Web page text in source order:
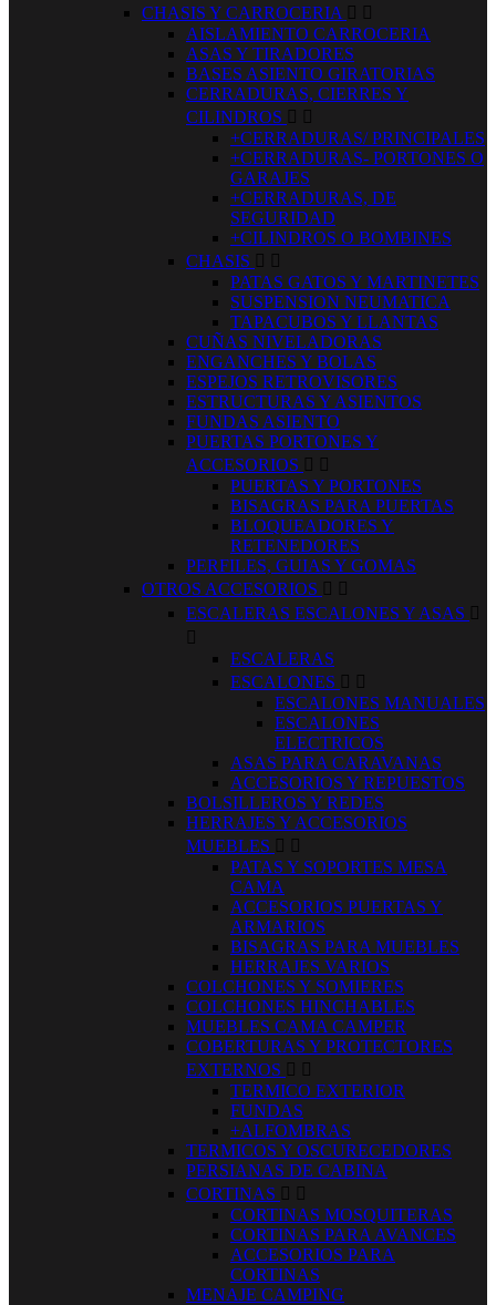
CHASIS Y CARROCERIA  
AISLAMIENTO CARROCERIA
ASAS Y TIRADORES
BASES ASIENTO GIRATORIAS
CERRADURAS, CIERRES Y
CILINDROS  
+CERRADURAS/ PRINCIPALES
+CERRADURAS- PORTONES O
GARAJES
+CERRADURAS, DE
SEGURIDAD
+CILINDROS O BOMBINES
CHASIS  
PATAS GATOS Y MARTINETES
SUSPENSION NEUMATICA
TAPACUBOS Y LLANTAS
CUÑAS NIVELADORAS
ENGANCHES Y BOLAS
ESPEJOS RETROVISORES
ESTRUCTURAS Y ASIENTOS
FUNDAS ASIENTO
PUERTAS PORTONES Y
ACCESORIOS  
PUERTAS Y PORTONES
BISAGRAS PARA PUERTAS
BLOQUEADORES Y
RETENEDORES
PERFILES, GUIAS Y GOMAS
OTROS ACCESORIOS  
ESCALERAS ESCALONES Y ASAS 

ESCALERAS
ESCALONES  
ESCALONES MANUALES
ESCALONES
ELECTRICOS
ASAS PARA CARAVANAS
ACCESORIOS Y REPUESTOS
BOLSILLEROS Y REDES
HERRAJES Y ACCESORIOS
MUEBLES  
PATAS Y SOPORTES MESA
CAMA
ACCESORIOS PUERTAS Y
ARMARIOS
BISAGRAS PARA MUEBLES
HERRAJES VARIOS
COLCHONES Y SOMIERES
COLCHONES HINCHABLES
MUEBLES CAMA CAMPER
COBERTURAS Y PROTECTORES
EXTERNOS  
TERMICO EXTERIOR
FUNDAS
+ALFOMBRAS
TERMICOS Y OSCURECEDORES
PERSIANAS DE CABINA
CORTINAS  
CORTINAS MOSQUITERAS
CORTINAS PARA AVANCES
ACCESORIOS PARA
CORTINAS
MENAJE CAMPING